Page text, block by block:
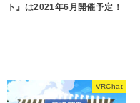
ト』は2021年6月開催予定！
VRChat